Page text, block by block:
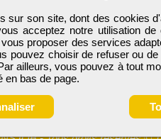
sur son site, dont des cookies
acceptez notre utilisation de
proposer des services
pouvez choisir de refuser ou
ailleurs, vous pouvez à tout
en bas de page.